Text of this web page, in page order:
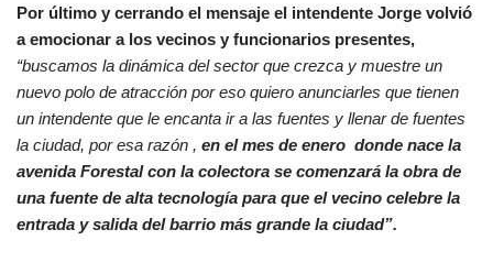
Por último y cerrando el mensaje el intendente Jorge volvió
a emocionar a los vecinos y funcionarios presentes,
“buscamos la dinámica del sector que crezca y muestre un
nuevo polo de atracción por eso quiero anunciarles que tienen
un intendente que le encanta ir a las fuentes y llenar de fuentes
la ciudad, por esa razón , en el mes de enero donde nace la
avenida Forestal con la colectora se comenzará la obra de
una fuente de alta tecnología para que el vecino celebre la
entrada y salida del barrio más grande la ciudad”.